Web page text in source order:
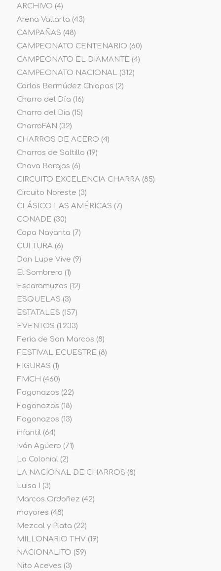
ARCHIVO (4)
Arena Vallarta (43)
CAMPAÑAS (48)
CAMPEONATO CENTENARIO (60)
CAMPEONATO EL DIAMANTE (4)
CAMPEONATO NACIONAL(312)
Carlos Bermúdez Chiapas (2)
Charro del Día (16)
Charro del Dia (15)
CharroFAN (32)
CHARROS DE ACERO (4)
Charros de Saltillo (19)
Chava Barajas (6)
CIRCUITO EXCELENCIA CHARRA(85)
Circuito Noreste (3)
CLÁSICO LAS AMÉRICAS (7)
CONADE (30)
Copa Nayarita (7)
CULTURA(6)
Don Lupe Vive (9)
El Sombrero (1)
Escaramuzas (12)
ESQUELAS (3)
ESTATALES (157)
EVENTOS (1.233)
Feria de San Marcos (8)
FESTIVAL ECUESTRE (8)
FIGURAS (1)
FMCH (460)
Fogonazos (22)
Fogonazos (18)
Fogonazos (13)
infantil(64)
Iván Agüero (71)
La Colonial(2)
LA NACIONAL DE CHARROS (8)
Luisa I
(3)
Marcos Ordoñez (42)
mayores (48)
Mezcal y Plata (22)
MILLONARIO THV(19)
NACIONALITO (59)
Nito Aceves (3)